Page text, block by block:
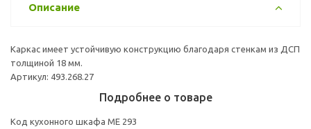
Описание
Каркас имеет устойчивую конструкцию благодаря стенкам из ДСП
толщиной 18 мм.
Артикул: 493.268.27
Подробнее о товаре
Код кухонного шкафа ME 293